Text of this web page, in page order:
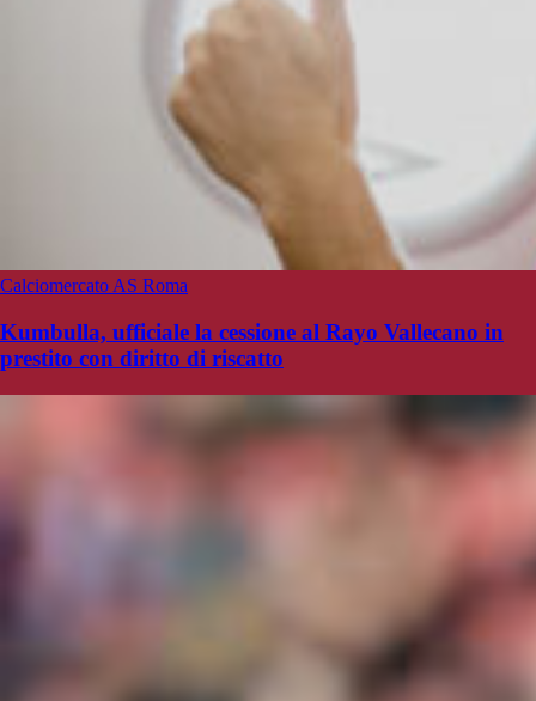
Calciomercato AS Roma
Kumbulla, ufficiale la cessione al Rayo Vallecano in
prestito con diritto di riscatto